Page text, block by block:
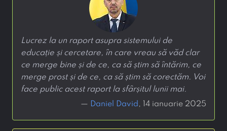
Lucrez la un raport asupra sistemului de
educație și cercetare, în care vreau să văd clar
ce merge bine și de ce, ca să știm să întărim, ce
merge prost și de ce, ca să știm să corectăm. Voi
face public acest raport la sfârșitul lunii mai.
— Daniel David , 14 ianuarie 2025